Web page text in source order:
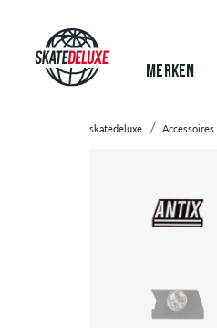
MERKEN
skatedeluxe Accessoires